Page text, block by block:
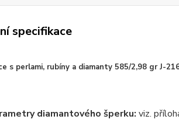
specifikace
s perlami, rubíny a diamanty 585/2,98 gr J-
diamantového šperku: viz.